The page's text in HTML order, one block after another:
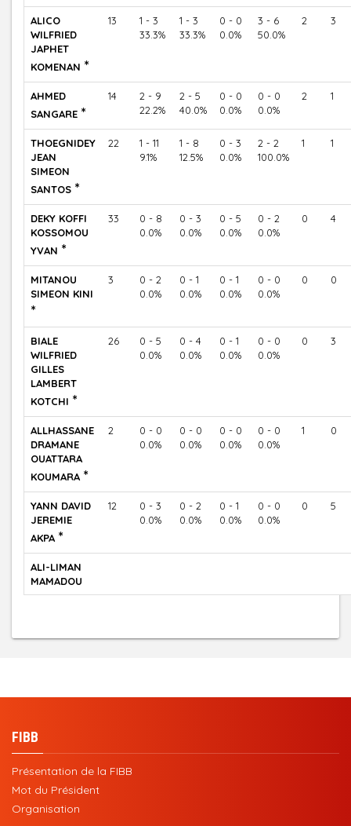
ALICO
WILFRIED
JAPHET
KOMENAN *
13
1 - 3
33.3%
1 - 3
33.3%
0 - 0
0.0%
3 - 6
50.0%
2 3
AHMED
SANGARE *
14
2 - 9
22.2%
2 - 5
40.0%
0 - 0
0.0%
0 - 0
0.0%
2 1
THOEGNIDEY
JEAN
SIMEON
SANTOS *
22
1 - 11
9.1%
1 - 8
12.5%
0 - 3
0.0%
2 - 2
100.0%
1 1
DEKY KOFFI
KOSSOMOU
YVAN *
33
0 - 8
0.0%
0 - 3
0.0%
0 - 5
0.0%
0 - 2
0.0%
0 4
MITANOU
SIMEON KINI
*
3
0 - 2
0.0%
0 - 1
0.0%
0 - 1
0.0%
0 - 0
0.0%
0 0
BIALE
WILFRIED
GILLES
LAMBERT
KOTCHI *
26
0 - 5
0.0%
0 - 4
0.0%
0 - 1
0.0%
0 - 0
0.0%
0 3
ALLHASSANE
DRAMANE
OUATTARA
KOUMARA *
2
0 - 0
0.0%
0 - 0
0.0%
0 - 0
0.0%
0 - 0
0.0%
1 0
YANN DAVID
JEREMIE
AKPA *
12
0 - 3
0.0%
0 - 2
0.0%
0 - 1
0.0%
0 - 0
0.0%
0 5
ALI-LIMAN
MAMADOU
FIBB
Présentation de la FIBB
Mot du Président
Organisation